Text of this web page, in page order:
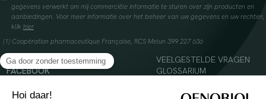
gegevens verwerkt om mij commerciële informatie te sturen over zijn producten en
aanbiedingen. Voor meer informatie over het beheer van uw gegevens en uw rechten,
klik hier
(1) Coopération pharmaceutique Française, RCS Melun 399 227 636
INSTAGRAM
FACEBOOK
YOUTUBE
VEELGESTELDE VRAGEN
GLOSSARIUM